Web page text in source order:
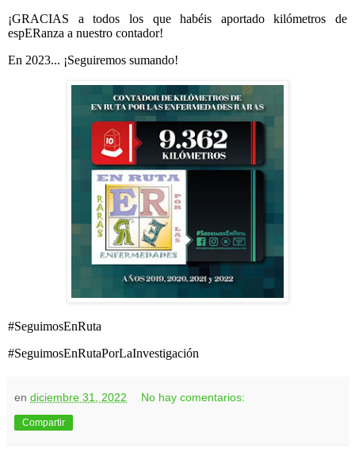
¡GRACIAS a todos los que habéis aportado kilómetros de
espERanza a nuestro contador!
En 2023... ¡Seguiremos sumando!
#SeguimosEnRuta
#SeguimosEnRutaPorLaInvestigación
en diciembre 31, 2022 No hay comentarios:
Compartir